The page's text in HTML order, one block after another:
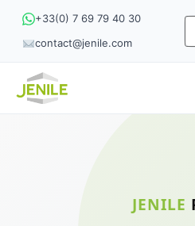
+33(0) 7 69 79 40 30
contact@jenile.com
JENILE